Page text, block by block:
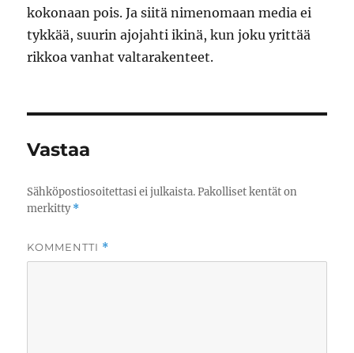
kokonaan pois. Ja siitä nimenomaan media ei
tykkää, suurin ajojahti ikinä, kun joku yrittää
rikkoa vanhat valtarakenteet.
Vastaa
Sähköpostiosoitettasi ei julkaista. Pakolliset kentät on
merkitty*
KOMMENTTI *